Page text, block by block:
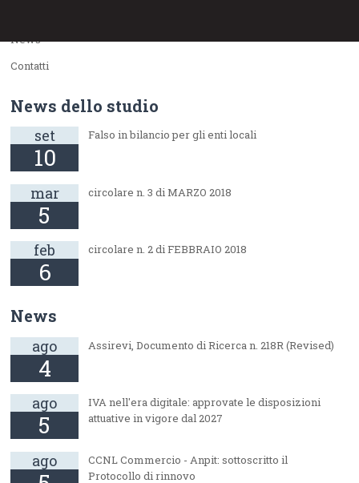
News
Contatti
News dello studio
set
10
Falso in bilancio per gli enti locali
mar
5
circolare n. 3 di MARZO 2018
feb
6
circolare n. 2 di FEBBRAIO 2018
News
ago
4
Assirevi, Documento di Ricerca n. 218R (Revised)
ago
5
IVA nell'era digitale: approvate le disposizioni
attuative in vigore dal 2027
ago
CCNL Commercio - Anpit: sottoscritto il
Protocollo di rinnovo